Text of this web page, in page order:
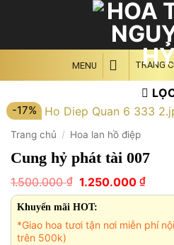
MENU TRANG
-17%
Trang chủ / Hoa lan hồ điệp
Cung hỷ phát tài 007
1.500.000₫ Giá
gốc
là:
1.500.000 ₫.
1.250.000 ₫Giá
hiện
Khuyến mãi HOT:
*Giao hoa tươi tận nơi miễn phí
trên 500k)